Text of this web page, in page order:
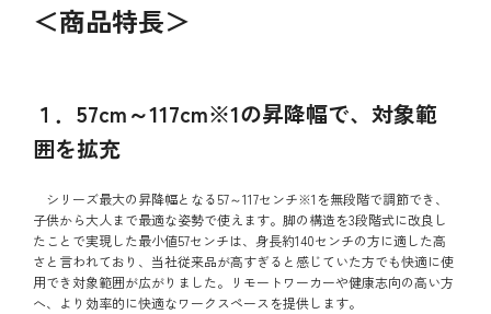
＜商品特長＞
１．57cm～117cm※1の昇降幅で、対象範
囲を拡充
シリーズ最大の昇降幅となる57～117センチ※1を無段階で調節でき、
子供から大人まで最適な姿勢で使えます。脚の構造を3段階式に改良し
たことで実現した最小値57センチは、身長約140センチの方に適した高
さと言われており、当社従来品が高すぎると感じていた方でも快適に使
用でき対象範囲が広がりました。リモートワーカーや健康志向の高い方
へ、より効率的に快適なワークスペースを提供します。